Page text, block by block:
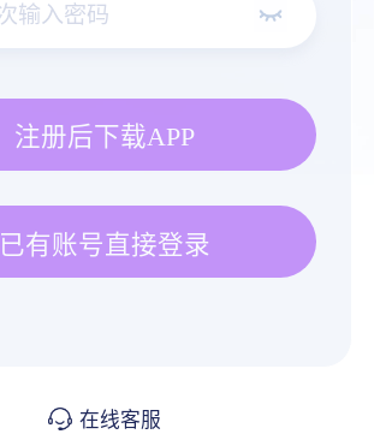
注册后下载APP
已有账号直接登录
在线客服